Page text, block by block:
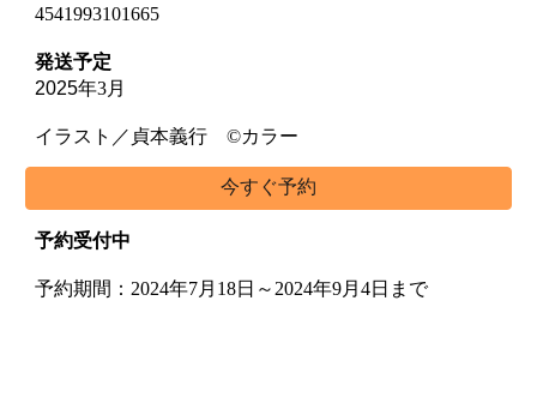
4541993101665
発送予定
2025年3月
イラスト／貞本義行 ©カラー
今すぐ予約
予約受付中
予約期間：2024年7月18日～2024年9月4日まで